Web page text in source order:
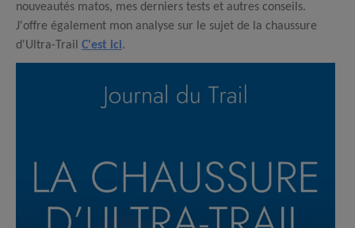
nouveautés matos, mes derniers tests et autres conseils.
J'offre également mon analyse sur le sujet de la chaussure
d'Ultra-Trail C'est ici.